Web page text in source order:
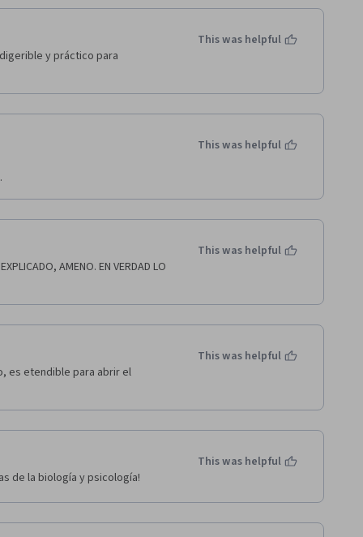
y práctico para
This was helpful
This was helpful
AMENO. EN VERDAD LO
This was helpful
es etendible para abrir el
This was helpful
de la biología y psicología!
This was helpful